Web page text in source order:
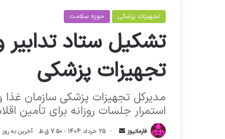
تجهیزات پزشکی حوزه سلامت
تشکیل ستاد تدابیر
تجهیزات پزشکی
مدیرکل تجهیزات پزشکی سازمان
استمرار جلسات روزانه برای تأمین
فارمانیوز 25 خرداد 1404 - 7:50 ق.ظ آخرین به روز رسانی: 25